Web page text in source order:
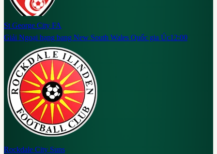
St George City FA
Giải Ngoại hạng bang New South Wales Quốc gia Úc12:00
Rockdale City Suns